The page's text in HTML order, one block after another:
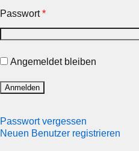
Passwort*
Angemeldet bleiben
Passwort vergessen
Neuen Benutzer registrieren